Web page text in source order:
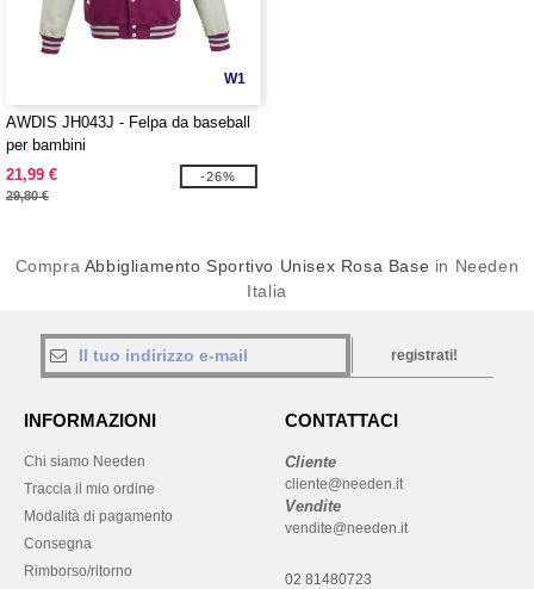
W1
AWDIS JH043J - Felpa da baseball
per bambini
21,99 €
29,80 €
-26%
Compra Abbigliamento Sportivo Unisex Rosa Base in Needen
Italia
registrati!
INFORMAZIONI
Chi siamo Needen
Traccia il mio ordine
Modalità di pagamento
Consegna
Rimborso/ritorno
CONTATTACI
Cliente
cliente@needen.it
Vendite
vendite@needen.it
02 81480723